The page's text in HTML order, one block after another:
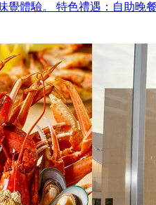
覺體驗。 特色禮遇：自助晚